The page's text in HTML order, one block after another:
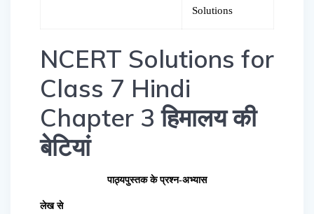
Solutions
NCERT Solutions for
Class 7 Hindi
Chapter 3 हिमालय की
बेटियां
पाठ्यपुस्तक के प्रश्न-अभ्यास
लेख से